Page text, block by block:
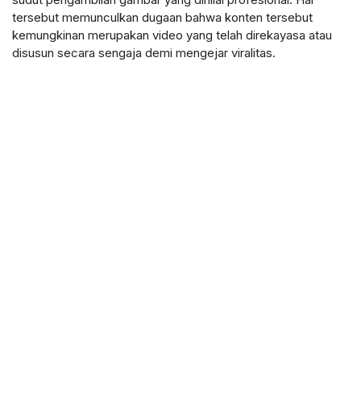
tersebut memunculkan dugaan bahwa konten tersebut
kemungkinan merupakan video yang telah direkayasa atau
disusun secara sengaja demi mengejar viralitas.